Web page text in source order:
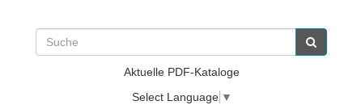
Aktuelle PDF-Kataloge
Select Language ▼